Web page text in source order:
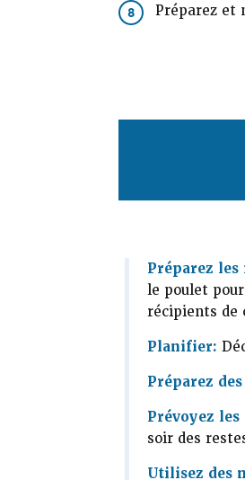
8 Préparez et
Préparez les
le poulet
récipients de
Planifier:
Préparez
Prévoyez les
soir des
Utilisez des